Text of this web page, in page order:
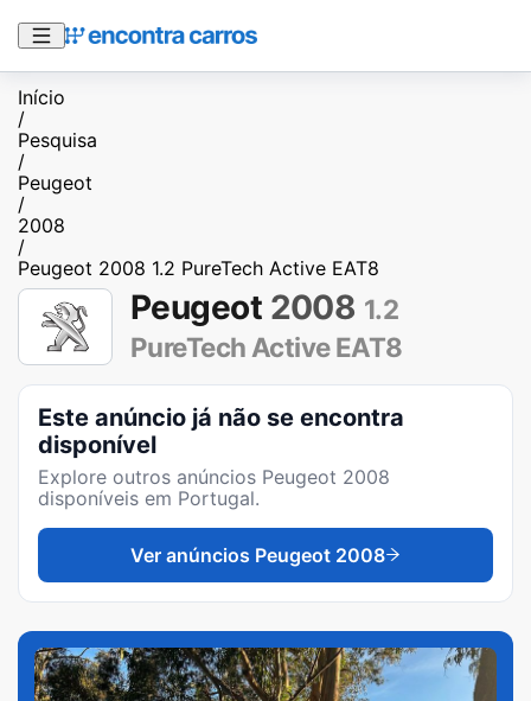
Início
/
Pesquisa
/
Peugeot
/
2008
/
Peugeot 2008 1.2 PureTech Active EAT8
Peugeot 2008 1.2
PureTech Active EAT8
Este anúncio já não se encontra
disponível
Explore outros anúncios Peugeot 2008
disponíveis em Portugal.
Ver anúncios Peugeot 2008